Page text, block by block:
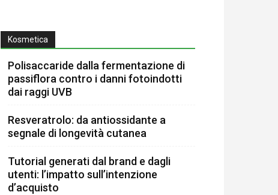
Kosmetica
Polisaccaride dalla fermentazione di
passiflora contro i danni fotoindotti
dai raggi UVB
Resveratrolo: da antiossidante a
segnale di longevità cutanea
Tutorial generati dal brand e dagli
utenti: l’impatto sull’intenzione
d’acquisto